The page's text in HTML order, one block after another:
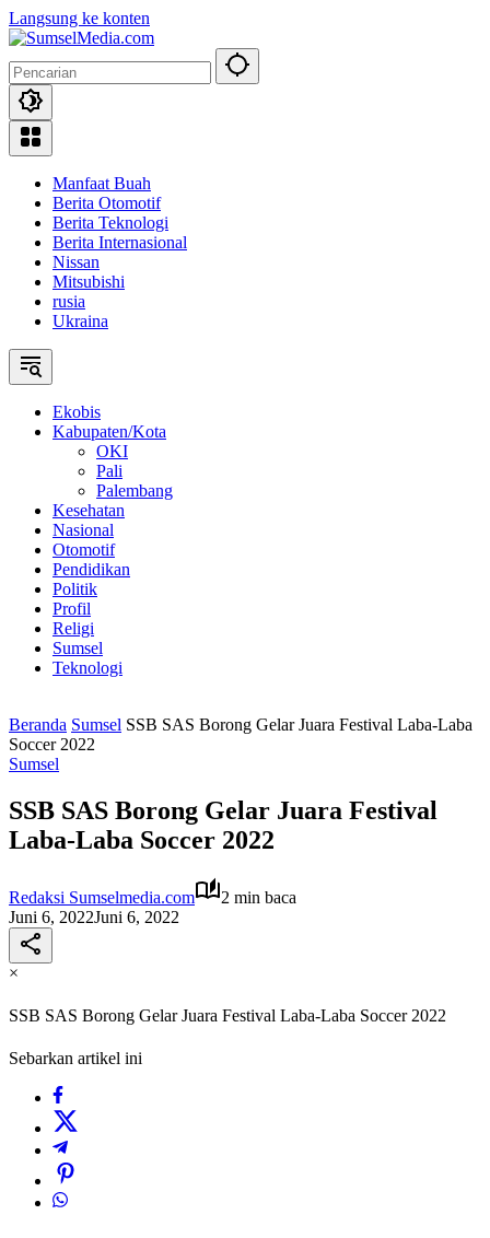
Langsung ke konten
Manfaat Buah
Berita Otomotif
Berita Teknologi
Berita Internasional
Nissan
Mitsubishi
rusia
Ukraina
Ekobis
Kabupaten/Kota
OKI
Pali
Palembang
Kesehatan
Nasional
Otomotif
Pendidikan
Politik
Profil
Religi
Sumsel
Teknologi
Beranda Sumsel SSB SAS Borong Gelar Juara Festival Laba-Laba
Soccer 2022
Sumsel
SSB SAS Borong Gelar Juara Festival
Laba-Laba Soccer 2022
Redaksi Sumselmedia.com
2 min baca
Juni 6, 2022Juni 6, 2022
×
SSB SAS Borong Gelar Juara Festival Laba-Laba Soccer 2022
Sebarkan artikel ini